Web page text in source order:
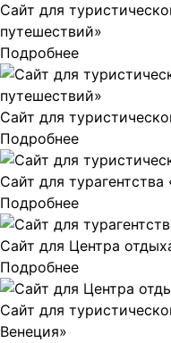
Сайт для
путешествий»
Подробнее
Сайт для
Подробнее
Сайт для турагентства
Подробнее
Сайт для Центра
Подробнее
Сайт для
Венеция»